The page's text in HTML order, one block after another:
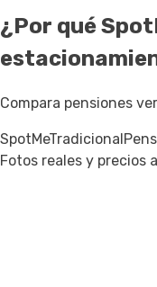
¿Por qué
Compara pensiones
SpotMeTradicional
Fotos reales y precios